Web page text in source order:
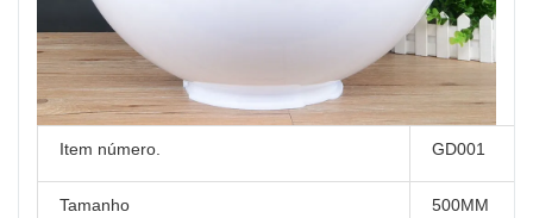
Item número. GD001
Tamanho 500MM